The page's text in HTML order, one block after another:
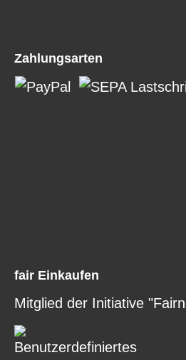
Zahlungsarten
fair Einkaufen
Mitglied der Initiative